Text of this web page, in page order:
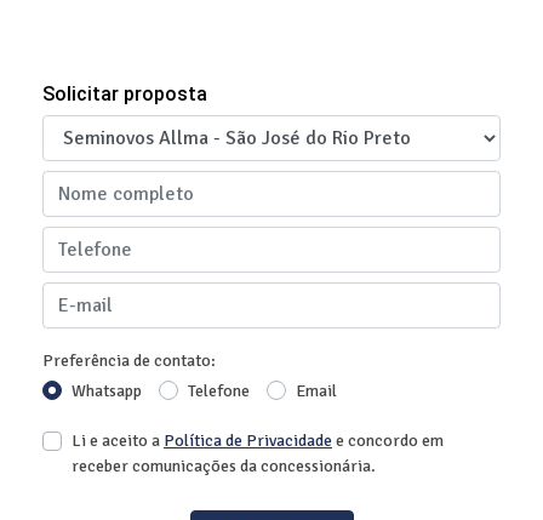
Solicitar proposta
Preferência de contato:
Whatsapp
Telefone Email
Li e aceito a Política de Privacidadee concordo em
receber comunicações da concessionária.